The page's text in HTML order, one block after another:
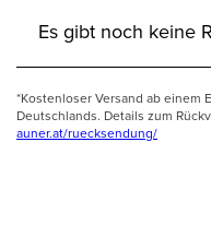
Es gibt noch keine
*Kostenloser Versand ab einem
Deutschlands. Details zum
auner.at/ruecksendung/